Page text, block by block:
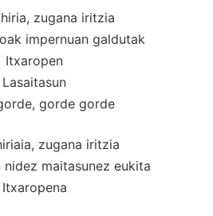
zugana iritzia
impernuan galdutak
Itxaropen
Lasaitasun
gorde gorde
zugana iritzia
nidez maitasunez eukita
Itxaropena